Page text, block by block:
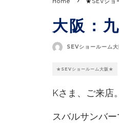
大阪：
SEVショールーム大
★SEVショールーム大阪★
Kさま、ご来店。
スバルサンバー